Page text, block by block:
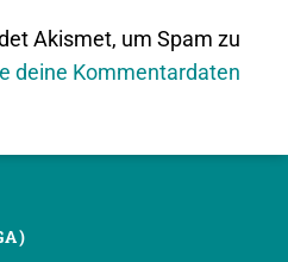
Akismet, um Spam zu
deine Kommentardaten